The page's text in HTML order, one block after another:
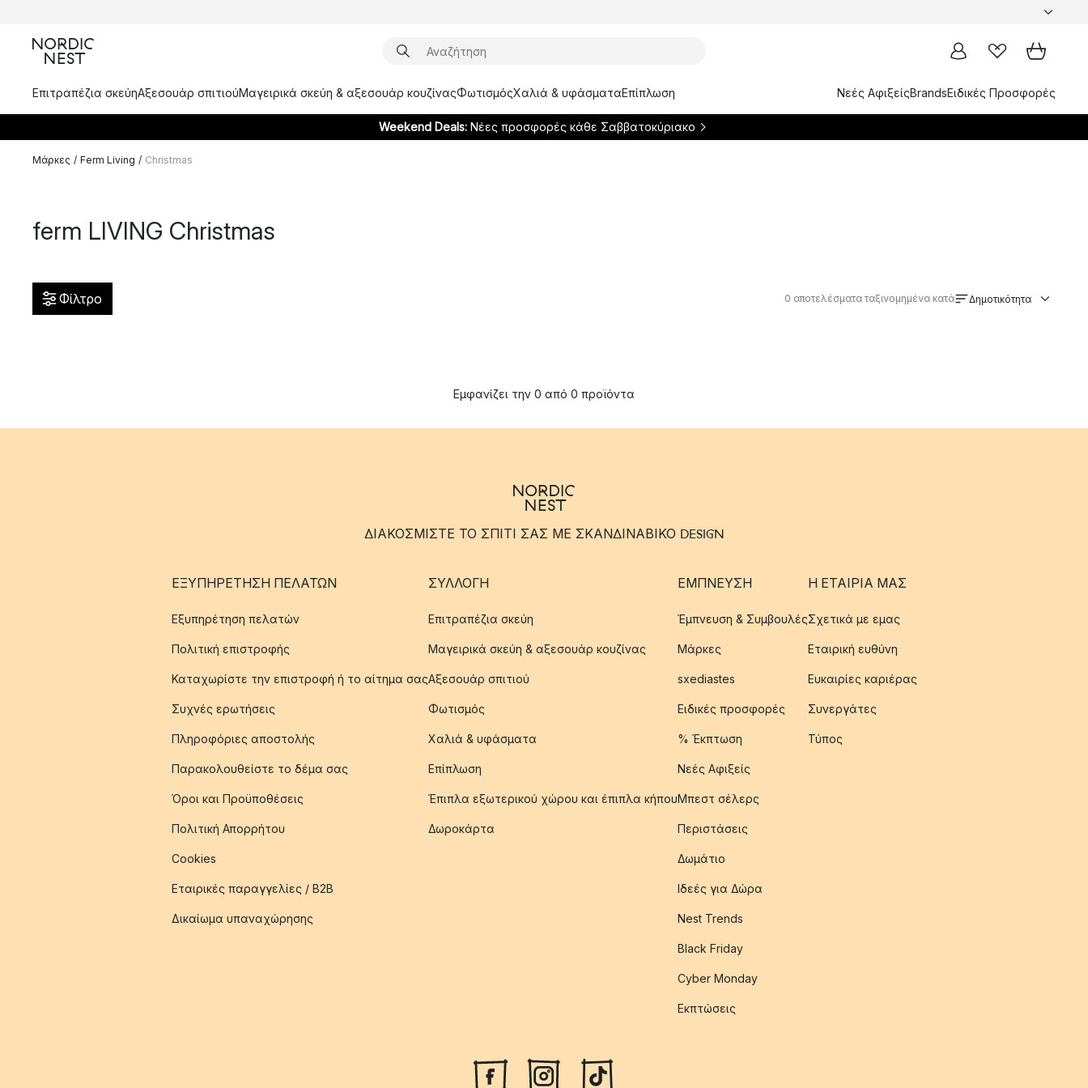
Επιτραπέζια σκεύηΑξεσουάρ σπιτιούΜαγειρικά σκεύη & αξεσουάρ κουζίναςΦωτισμόςΧαλιά & υφάσματαΕπίπλωση Νεές ΑφιξείςBrandsΕιδικές Προσφορές
Weekend Deals: Νέες προσφορές κάθε Σαββατοκύριακο
Μάρκες / Ferm Living / Christmas
ferm LIVING Christmas
Φίλτρο 0 αποτελέσματα ταξινομημένα κατά Δημοτικότητα
Εμφανίζει την 0 από 0 προϊόντα
ΔΙΑΚΟΣΜΙΣΤΕ ΤΟ ΣΠΙΤΙ ΣΑΣ ΜΕ ΣΚΑΝΔΙΝΑΒΙΚΟ DESIGN
ΕΞΥΠΗΡΈΤΗΣΗ ΠΕΛΑΤΏΝ
Εξυπηρέτηση πελατών
Πολιτική επιστροφής
Καταχωρίστε την επιστροφή ή το αίτημα σας
Συχνές ερωτήσεις
Πληροφόριες αποστολής
Παρακολουθείστε το δέμα σας
Όροι και Προϋποθέσεις
Πολιτική Απορρήτου
Cookies
Εταιρικές παραγγελίες / B2B
Δικαίωμα υπαναχώρησης
ΣΥΛΛΟΓΉ
Επιτραπέζια σκεύη
Μαγειρικά σκεύη & αξεσουάρ κουζίνας
Αξεσουάρ σπιτιού
Φωτισμός
Χαλιά & υφάσματα
Επίπλωση
Έπιπλα εξωτερικού χώρου και έπιπλα κήπου
Δωροκάρτα
ΈΜΠΝΕΥΣΗ
Έμπνευση & Συμβουλές
Μάρκες
sxediastes
Ειδικές προσφορές
% Έκπτωση
Νεές Αφιξείς
Μπεστ σέλερς
Περιστάσεις
Δωμάτιο
Ιδεές για Δώρα
Nest Trends
Black Friday
Cyber Monday
Εκπτώσεις
Η ΕΤΑΊΡΙΑ ΜΑΣ
Σχετικά με εμας
Εταιρική ευθύνη
Ευκαιρίες καριέρας
Συνεργάτες
Τύπος